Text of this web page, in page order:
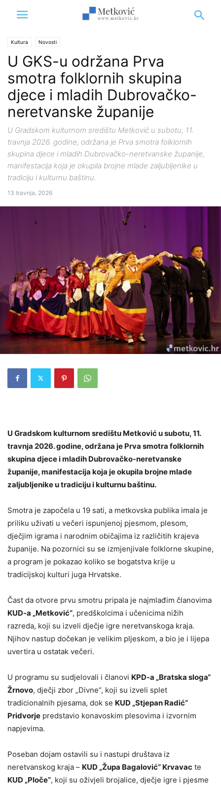
Kultura Novosti
U GKS-u održana Prva
smotra folklornih skupina
djece i mladih Dubrovačko-
neretvanske županije
U Gradskom kulturnom središtu Metković u subotu, 11.
travnja 2026. godine, održana je Prva smotra folklornih
skupina djece i mladih Dubrovačko-neretvanske županije,
manifestacija koja je okupila brojne mlade zaljubljenike u
tradiciju i kulturnu baštinu.
13 travnja, 2026
U Gradskom kulturnom središtu Metković u subotu, 11.
travnja 2026. godine, održana je Prva smotra folklornih
skupina djece i mladih Dubrovačko-neretvanske
županije, manifestacija koja je okupila brojne mlade
zaljubljenike u tradiciju i kulturnu baštinu.
Smotra je započela u 19 sati, a metkovska publika imala je
priliku uživati u večeri ispunjenoj pjesmom, plesom,
dječjim igrama i narodnim običajima iz različitih krajeva
županije. Na pozornici su se izmjenjivale folklorne skupine,
a program je pokazao koliko se bogatstva krije u
tradicijskoj kulturi juga Hrvatske.
Čast da otvore prvu smotru pripala je najmlađim članovima
KUD-a „Metković“, predškolcima i učenicima nižih
razreda, koji su izveli dječje igre neretvanskoga kraja.
Njihov nastup dočekan je velikim pljeskom, a bio je i lijepa
uvertira u ostatak večeri.
U programu su sudjelovali i članovi KPD-a „Bratska sloga“
Žrnovo, dječji zbor „Divne“, koji su izveli splet
tradicionalnih pjesama, dok se KUD „Stjepan Radić“
Pridvorje predstavio konavoskim plesovima i izvornim
napjevima.
Poseban dojam ostavili su i nastupi društava iz
neretvanskog kraja – KUD „Župa Bagalović“ Krvavac te
KUD „Ploče“, koji su oživjeli brojalice, dječje igre i pjesme